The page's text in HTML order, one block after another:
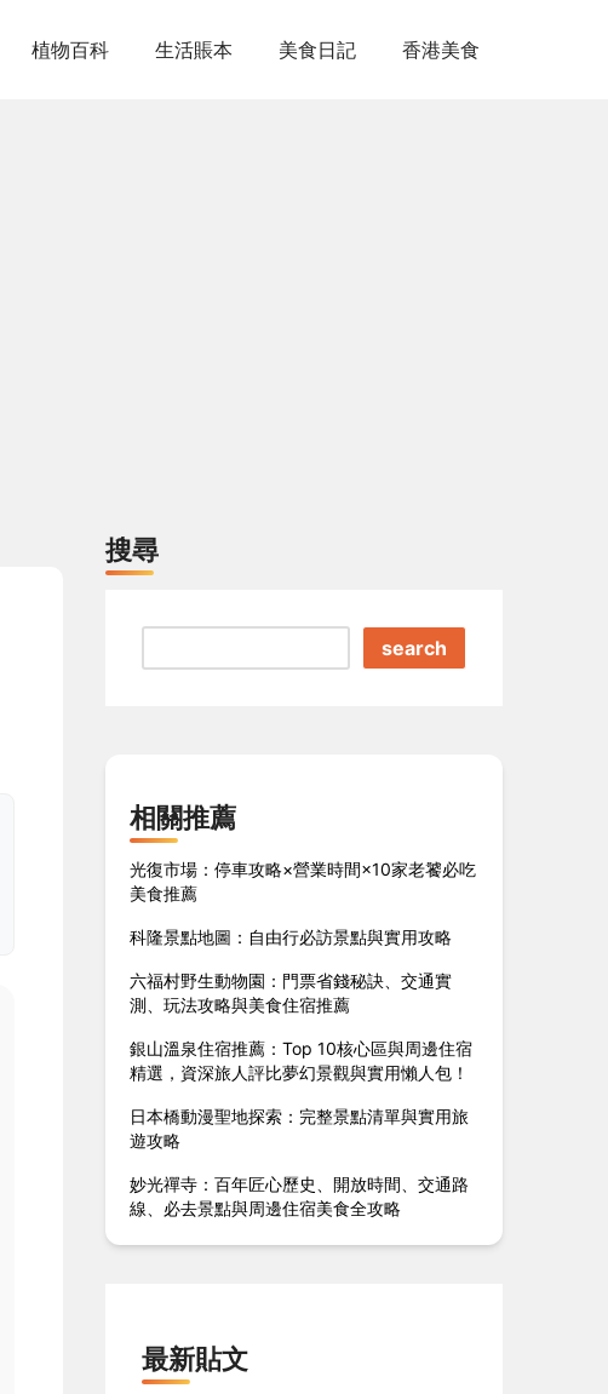
植物百科 生活賬本 美食日記 香港美食
搜尋
search
相關推薦
光復市場：停車攻略×營業時間×10家老饕必吃
美食推薦
科隆景點地圖：自由行必訪景點與實用攻略
六福村野生動物園：門票省錢秘訣、交通實
測、玩法攻略與美食住宿推薦
銀山溫泉住宿推薦：Top 10核心區與周邊住宿
精選，資深旅人評比夢幻景觀與實用懶人包！
日本橋動漫聖地探索：完整景點清單與實用旅
遊攻略
妙光禪寺：百年匠心歷史、開放時間、交通路
線、必去景點與周邊住宿美食全攻略
最新貼文